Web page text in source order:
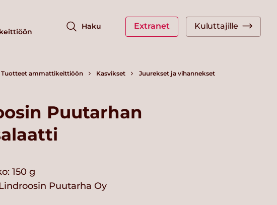
Haku Extranet Kuluttajille
Tuotteet ammattikeittiöön Kasvikset Juurekset ja vihannekset
Puutarhan
150 g
Puutarha Oy